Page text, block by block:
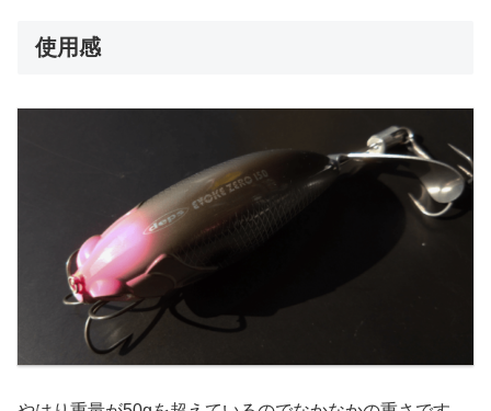
使用感